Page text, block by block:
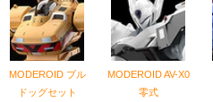
MODEROID ブル
ドッグセット
MODEROID AV-X0
零式